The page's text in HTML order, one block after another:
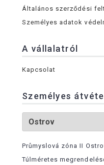
Általános szerződési
Személyes adatok
A vállalatról
Kapcsolat
Személyes
Průmyslová zóna II
Túlméretes